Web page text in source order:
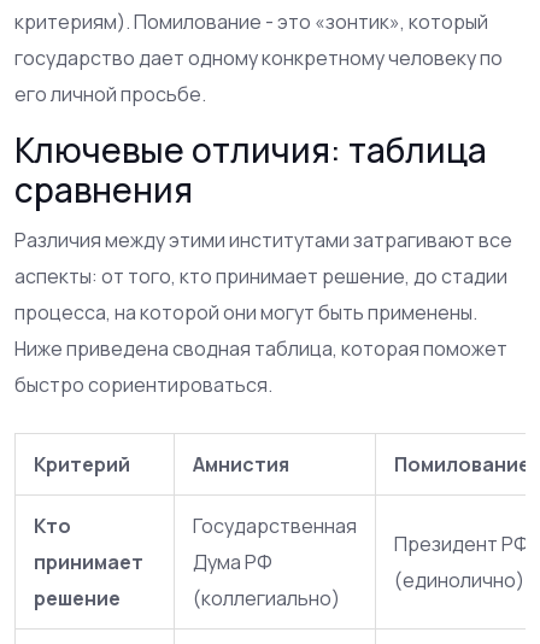
критериям). Помилование - это «зонтик», который
государство дает одному конкретному человеку по
его личной просьбе.
Ключевые отличия: таблица
сравнения
Различия между этими институтами затрагивают все
аспекты: от того, кто принимает решение, до стадии
процесса, на которой они могут быть применены.
Ниже приведена сводная таблица, которая поможет
быстро сориентироваться.
Критерий Амнистия Помилование
Кто
принимает
решение
Государственная
Дума РФ
(коллегиально)
Президент РФ
(единолично)